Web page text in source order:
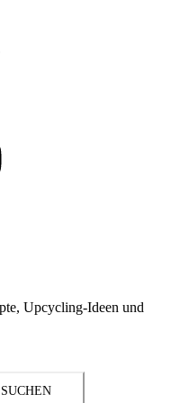
Upcycling-Ideen und